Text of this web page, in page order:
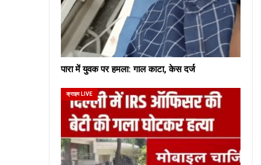
पारा में युवक पर हमला: गाल काटा, केस दर्ज
क्राइम LIVE